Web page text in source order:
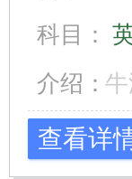
科目：
介绍：
查看详